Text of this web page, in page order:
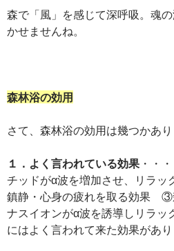
森で「風」を感じて深呼吸。魂
かせませんね。
森林浴の効用
さて、森林浴の効用は幾つかあり
１．よく言われている効果 ・・
チッドがα波を増加させ、リラ
鎮静・心身の疲れを取る効果 ③
ナスイオンがα波を誘導しリラ
にはよく言われて来た効果があり